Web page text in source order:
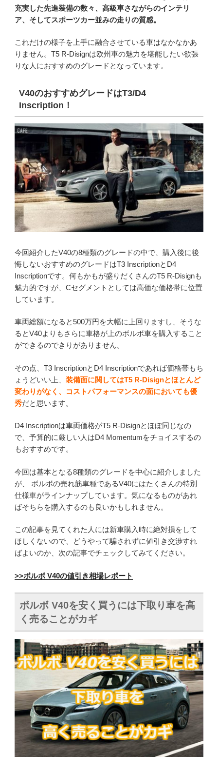
充実した先進装備の数々、高級車さながらのインテリ
ア、そしてスポーツカー並みの走りの質感。
これだけの様子を上手に融合させている車はなかなかあ
りません。T5 R-Disignは欧州車の魅力を堪能したい欲張
りな人におすすめのグレードとなっています。
V40のおすすめグレードはT3/D4
Inscription！
今回紹介したV40の8種類のグレードの中で、購入後に後
悔しないおすすめのグレードはT3 InscriptionとD4
Inscriptionです。何もかもが盛りだくさんのT5 R-Disignも
魅力的ですが、Cセグメントとしては高価な価格帯に位置
しています。
車両総額になると500万円を大幅に上回りますし、そうな
るとV40よりもさらに車格が上のボルボ車を購入すること
ができるのできりがありません。
その点、T3 InscriptionとD4 Inscriptionであれば価格帯もち
ょうどいい上、 装備面に関してはT5 R-Disignとほとんど
変わりがなく、コストパフォーマンスの面においても優
秀だと思います。
D4 Inscriptionは車両価格がT5 R-Disignとほぼ同じなの
で、予算的に厳しい人はD4 Momentumをチョイスするの
もおすすめです。
今回は基本となる8種類のグレードを中心に紹介しました
が、 ボルボの売れ筋車種であるV40にはたくさんの特別
仕様車がラインナップしています。気になるものがあれ
ばそちらを購入するのも良いかもしれません。
この記事を見てくれた人には新車購入時に絶対損をして
ほしくないので、どうやって騙されずに値引き交渉すれ
ばよいのか、次の記事でチェックしてみてください。
>>ボルボ V40の値引き相場レポート
ボルボ V40を安く買うには下取り車を高
く売ることがカギ